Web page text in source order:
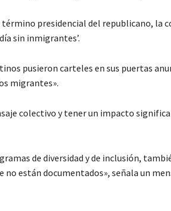
presidencial del republicano, la
sin inmigrantes’.
pusieron carteles en sus puertas
migrantes».
colectivo y tener un impacto
de diversidad y de inclusión,
están documentados», señala un